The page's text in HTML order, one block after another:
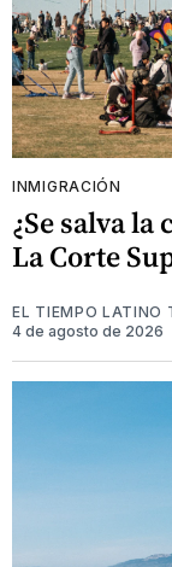
INMIGRACIÓN
¿Se salva
La Corte
EL TIEMPO LATINO
4 de agosto de 2026